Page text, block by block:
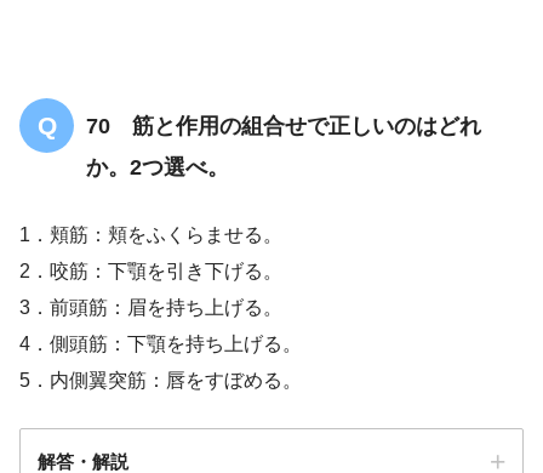
【暗記確認用】体幹の筋のランダム問題
70 筋と作用の組合せで正しいのはどれ
か。2つ選べ。
1．頬筋：頬をふくらませる。
2．咬筋：下顎を引き下げる。
3．前頭筋：眉を持ち上げる。
4．側頭筋：下顎を持ち上げる。
5．内側翼突筋：唇をすぼめる。
解答・解説